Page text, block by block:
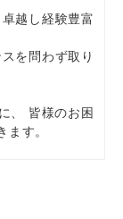
越し経験豊富
を問わず取り
、 皆様のお困
ます。